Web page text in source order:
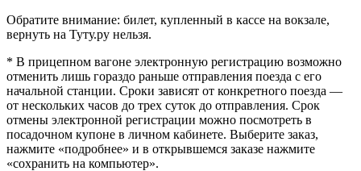
Обратите внимание: билет, купленный в кассе на вокзале,
вернуть на Туту.ру нельзя.
* В прицепном вагоне электронную регистрацию возможно
отменить лишь гораздо раньше отправления поезда с его
начальной станции. Сроки зависят от конкретного поезда —
от нескольких часов до трех суток до отправления. Срок
отмены электронной регистрации можно посмотреть в
посадочном купоне в личном кабинете. Выберите заказ,
нажмите «подробнее» и в открывшемся заказе нажмите
«сохранить на компьютер».